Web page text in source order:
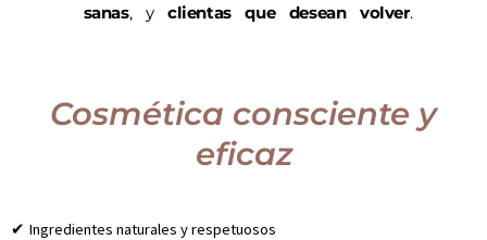
sanas, yclientas que desean volver.
Cosmética consciente y
eficaz
✔ Ingredientes naturales y respetuosos